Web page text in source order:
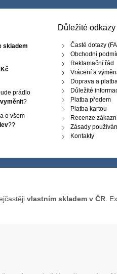
skladem
prádlo
?
o všem
??
Důležité odkazy
Časté dotazy
Obchodní
Reklamační řád
Vrácení a
Doprava a
Důležité
Platba předem
Platba kartou
Recenze
Zásady
Kontakty
vlastním skladem v ČR.